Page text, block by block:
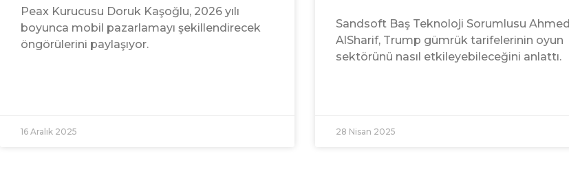
Peax Kurucusu Doruk Kaşoğlu, 2026 yılı
boyunca mobil pazarlamayı şekillendirecek
öngörülerini paylaşıyor.
16 Aralık 2025
Sandsoft Baş Teknoloji Sorumlusu Ahmed
AlSharif, Trump gümrük tarifelerinin oyun
sektörünü nasıl etkileyebileceğini anlattı.
28 Nisan 2025